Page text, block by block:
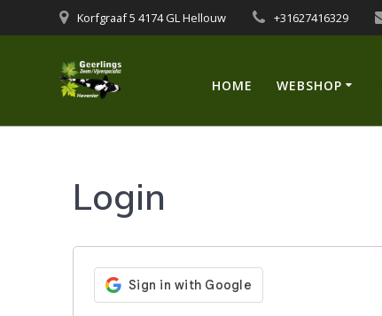
naar
Korfgraaf 5 4174 GL Hellouw +31627416329
HOME WEBSHOP
Login